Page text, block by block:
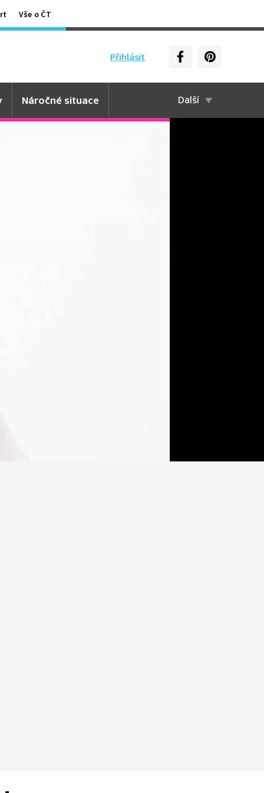
Vše o ČT
Přihlásit
Náročné situace Další